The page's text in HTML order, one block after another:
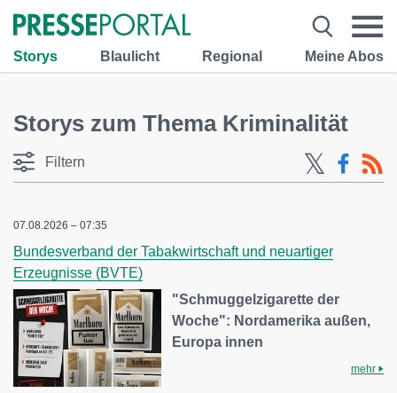
Storys Blaulicht Regional Meine Abos
Storys zum Thema Kriminalität
Filtern
07.08.2026 – 07:35
Bundesverband der Tabakwirtschaft und neuartiger
Erzeugnisse (BVTE)
"Schmuggelzigarette der
Woche": Nordamerika außen,
Europa innen
mehr